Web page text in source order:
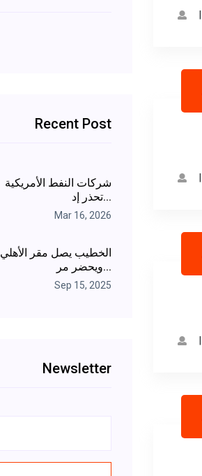
Recent Post
شركات النفط الأمريكية
تحذر إد...
Mar 16, 2026
الخطيب يصل مقر الأهلي
ويحضر مر...
Sep 15, 2025
Newsletter